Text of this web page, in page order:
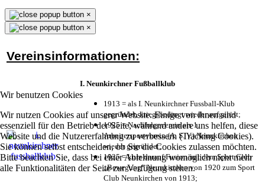
Wir benutzen Cookies
Wir nutzen Cookies auf unserer Website. Einige von ihnen sind
essenziell für den Betrieb der Seite, während andere uns helfen, diese
Website und die Nutzererfahrung zu verbessern (Tracking Cookies).
Sie können selbst entscheiden, ob Sie die Cookies zulassen möchten.
Bitte beachten Sie, dass bei einer Ablehnung womöglich nicht mehr
alle Funktionalitäten der Seite zur Verfügung stehen.
×
×
Vereinsinformationen:
I. Neunkirchner Fußballklub
1913 = als I. Neunkirchner Fussball-Klub
gegründet, kriegsbedingt wieder aufgelöst;
1925 = Nachfolgeverein als 1.
Arbeitersportverein (A. S. V.) Neunkirchen
wieder gegründet;
1925 = kurz darauf Fusion mit dem Sport Club
„Bewegung“ Neunkirchen von 1920 zum Sport
Club Neunkirchen von 1913;